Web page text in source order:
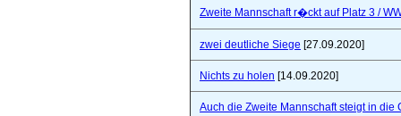
Zweite Mannschaft r�ckt auf Platz 3 /
zwei deutliche Siege [27.09.2020]
Nichts zu holen [14.09.2020]
Auch die Zweite Mannschaft steigt in die